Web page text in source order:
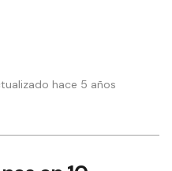
hace 5 años